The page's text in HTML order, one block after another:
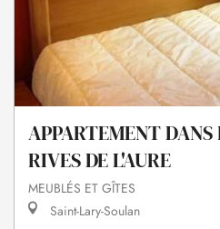
APPARTEMENT DANS
RIVES DE L'AURE
MEUBLÉS ET GÎTES
Saint-Lary-Soulan